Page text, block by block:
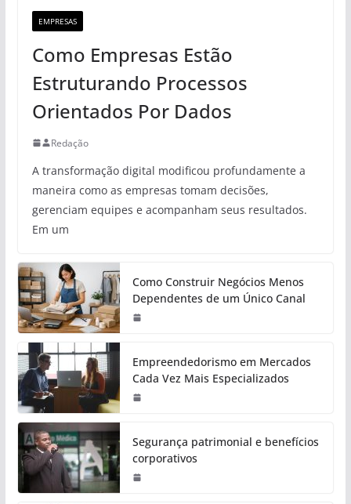
EMPRESAS
Como Empresas Estão
Estruturando Processos
Orientados Por Dados
Redação
A transformação digital modificou profundamente a
maneira como as empresas tomam decisões,
gerenciam equipes e acompanham seus resultados.
Em um
Como Construir Negócios Menos
Dependentes de um Único Canal
Empreendedorismo em Mercados
Cada Vez Mais Especializados
Segurança patrimonial e benefícios
corporativos